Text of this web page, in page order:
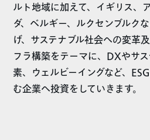
ルト地域に加えて、イギリス、
ダ、ベルギー、ルクセンブルク
げ、サステナブル社会への変革
フラ構築をテーマに、DXやサ
素、ウェルビーイングなど、
む企業へ投資をしていきます。